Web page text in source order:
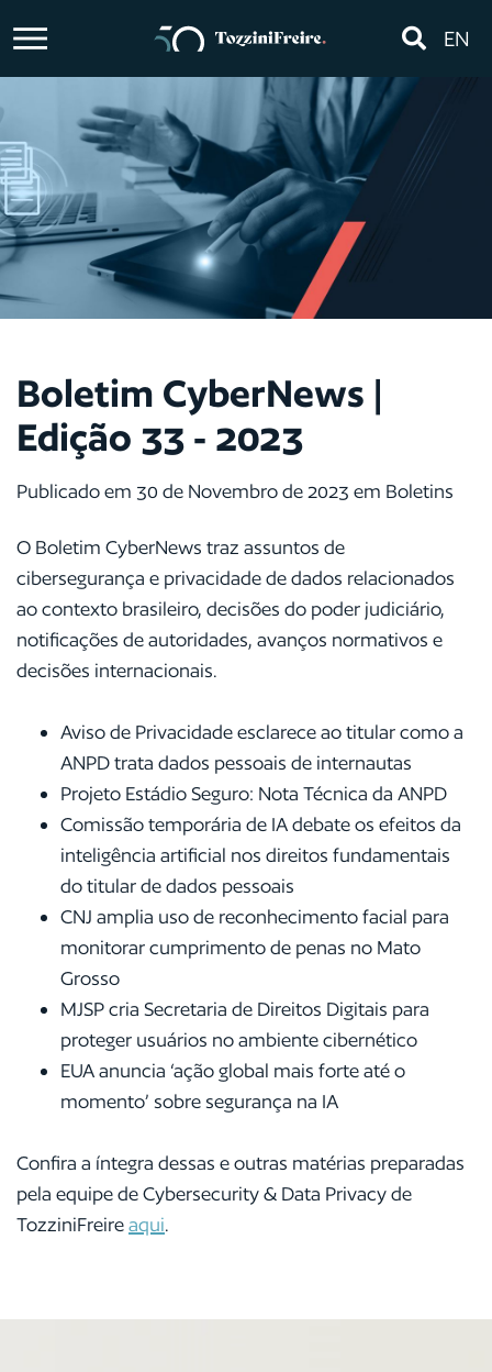
EN
Boletim CyberNews |
Edição 33 - 2023
Publicado em 30 de Novembro de 2023 em Boletins
O Boletim CyberNews traz assuntos de
cibersegurança e privacidade de dados relacionados
ao contexto brasileiro, decisões do poder judiciário,
notificações de autoridades, avanços normativos e
decisões internacionais.
Aviso de Privacidade esclarece ao titular como a
ANPD trata dados pessoais de internautas
Projeto Estádio Seguro: Nota Técnica da ANPD
Comissão temporária de IA debate os efeitos da
inteligência artificial nos direitos fundamentais
do titular de dados pessoais
CNJ amplia uso de reconhecimento facial para
monitorar cumprimento de penas no Mato
Grosso
MJSP cria Secretaria de Direitos Digitais para
proteger usuários no ambiente cibernético
EUA anuncia ‘ação global mais forte até o
momento’ sobre segurança na IA
Confira a íntegra dessas e outras matérias preparadas
pela equipe de Cybersecurity & Data Privacy de
TozziniFreireaqui.